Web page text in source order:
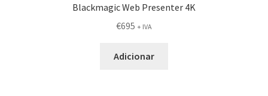
Blackmagic Web Presenter 4K
€695 + IVA
Adicionar